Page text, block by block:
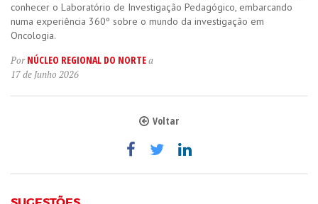
conhecer o Laboratório de Investigação Pedagógico, embarcando
numa experiência 360º sobre o mundo da investigação em
Oncologia.
PorNÚCLEO REGIONAL DO NORTEa
17 de Junho 2026
Voltar